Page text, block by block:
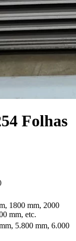
Folhas
1800 mm, 2000
mm, etc.
5.800 mm, 6.000